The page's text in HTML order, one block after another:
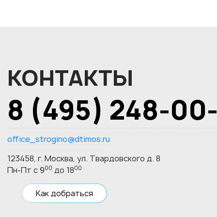
КОНТАКТЫ
8 (495) 248-
office_strogino@dtimos.ru
123458, г. Москва, ул. Твардовского д. 8
Пн-Пт с 900 до 1800
Как добраться